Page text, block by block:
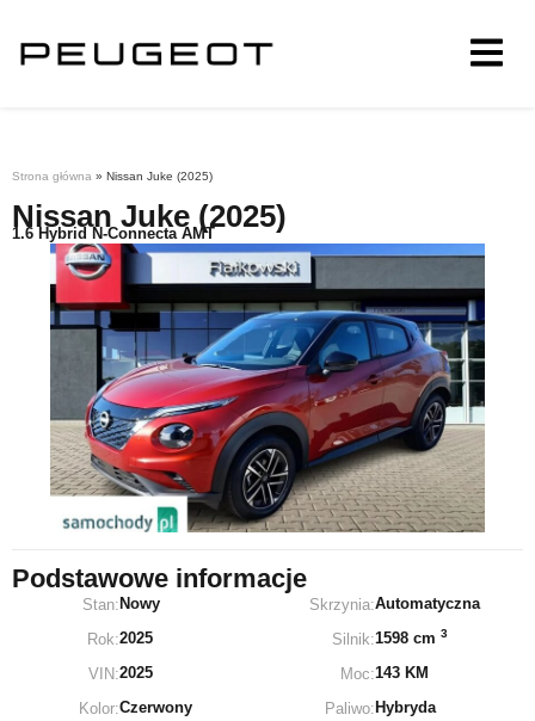
Strona główna » Nissan Juke (2025)
Nissan Juke (2025)
1.6 Hybrid N-Connecta AMT
Podstawowe informacje
Stan:
Rok:
VIN:
Kolor:
Nowy
2025
2025
Czerwony
Skrzynia:
Silnik:
Moc:
Paliwo:
Automatyczna
1598 cm3
143 KM
Hybryda